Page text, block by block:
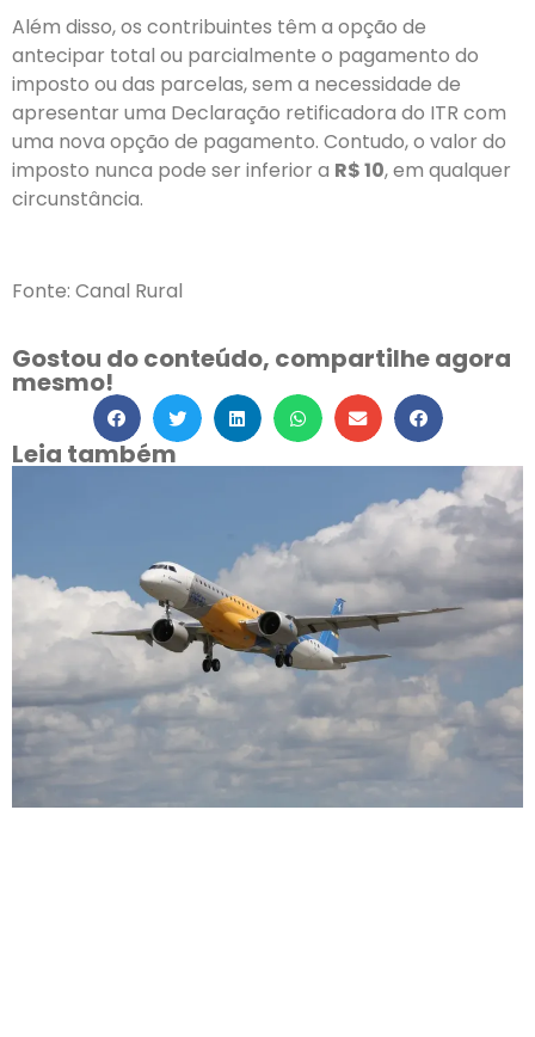
Além disso, os contribuintes têm a opção de
antecipar total ou parcialmente o pagamento do
imposto ou das parcelas, sem a necessidade de
apresentar uma Declaração retificadora do ITR com
uma nova opção de pagamento. Contudo, o valor do
imposto nunca pode ser inferior a R$ 10, em qualquer
circunstância.
Fonte: Canal Rural
Gostou do conteúdo, compartilhe agora
mesmo!
Leia também